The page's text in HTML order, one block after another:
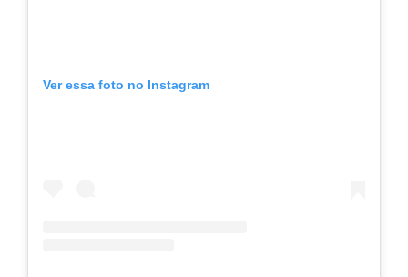
Ver essa foto no Instagram